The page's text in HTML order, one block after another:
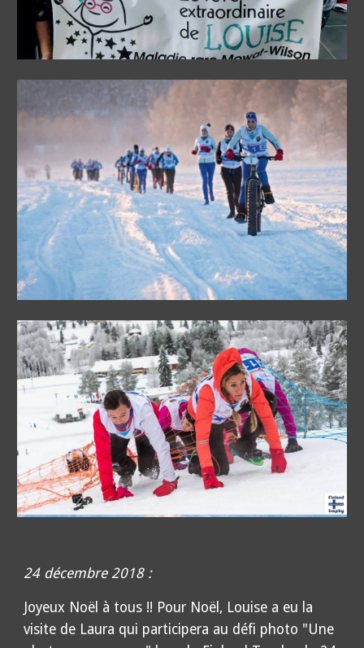
24 décembre 2018 :
Joyeux Noël à tous !! Pour Noël, Louise a eu la
visite de Laura qui participera au défi photo "Une